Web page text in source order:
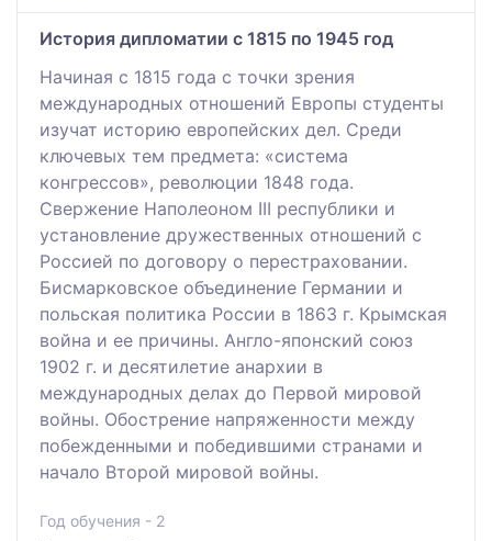
История дипломатии с 1815 по 1945 год
Начиная с 1815 года с точки зрения
международных отношений Европы студенты
изучат историю европейских дел. Среди
ключевых тем предмета: «система
конгрессов», революции 1848 года.
Свержение Наполеоном III республики и
установление дружественных отношений с
Россией по договору о перестраховании.
Бисмарковское объединение Германии и
польская политика России в 1863 г. Крымская
война и ее причины. Англо-японский союз
1902 г. и десятилетие анархии в
международных делах до Первой мировой
войны. Обострение напряженности между
побежденными и победившими странами и
начало Второй мировой войны.
Год обучения - 2